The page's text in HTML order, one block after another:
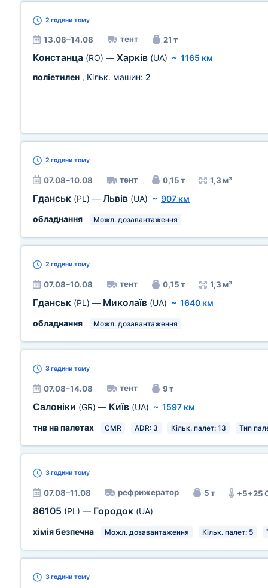
2 години тому
13.08–14.08 тент 21 т
Констанца (RO) — Харків (UA) ~ 1165 км
поліетилен , Кільк. машин: 2
2 години тому
07.08–10.08 тент 0,15 т 1,3 м³
Гданськ (PL) — Львів (UA) ~ 907 км
обладнання
Можл. дозавантаження
2 години тому
07.08–10.08 тент 0,15 т 1,3 м³
Гданськ (PL) — Миколаїв (UA) ~ 1640 км
обладнання
Можл. дозавантаження
3 години тому
07.08–14.08 тент 9 т
Салоніки (GR) — Київ (UA) ~ 1597 км
тнв на палетах
CMR ADR: 3 Кільк. палет: 13 Тип
3 години тому
07.08–11.08 рефрижератор 5 т +5+25
86105 (PL) — Городок (UA)
хімія безпечна
Можл. дозавантаження Кільк. палет: 5
3 години тому